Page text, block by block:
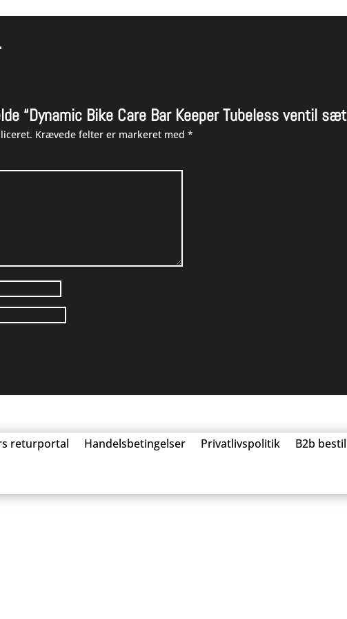
“Dynamic Bike Care Bar Keeper Tubeless ventil
Krævede felter er markeret med*
returportal Handelsbetingelser Privatlivspolitik
B2b